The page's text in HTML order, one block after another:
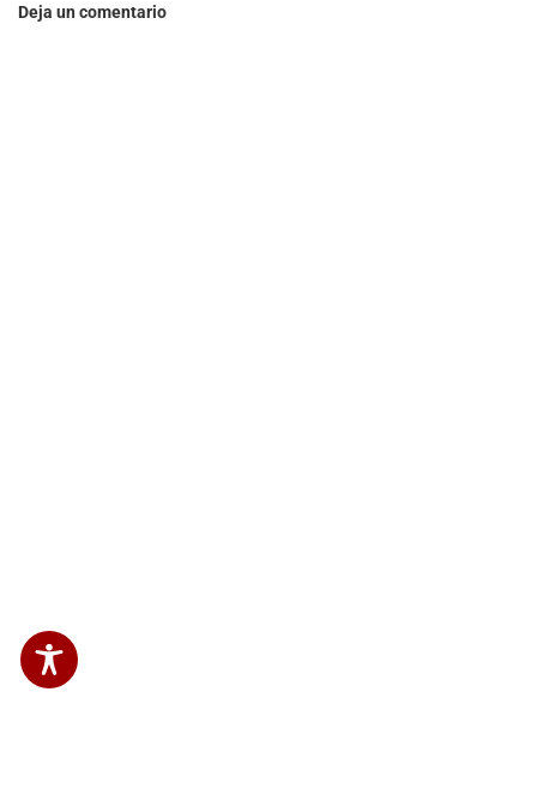
Deja un comentario